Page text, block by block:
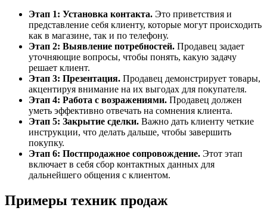
Этап 1: Установка контакта. Это приветствия и
представление себя клиенту, которые могут происходить
как в магазине, так и по телефону.
Этап 2: Выявление потребностей. Продавец задает
уточняющие вопросы, чтобы понять, какую задачу
решает клиент.
Этап 3: Презентация. Продавец демонстрирует товары,
акцентируя внимание на их выгодах для покупателя.
Этап 4: Работа с возражениями. Продавец должен
уметь эффективно отвечать на сомнения клиента.
Этап 5: Закрытие сделки. Важно дать клиенту четкие
инструкции, что делать дальше, чтобы завершить
покупку.
Этап 6: Постпродажное сопровождение. Этот этап
включает в себя сбор контактных данных для
дальнейшего общения с клиентом.
Примеры техник продаж